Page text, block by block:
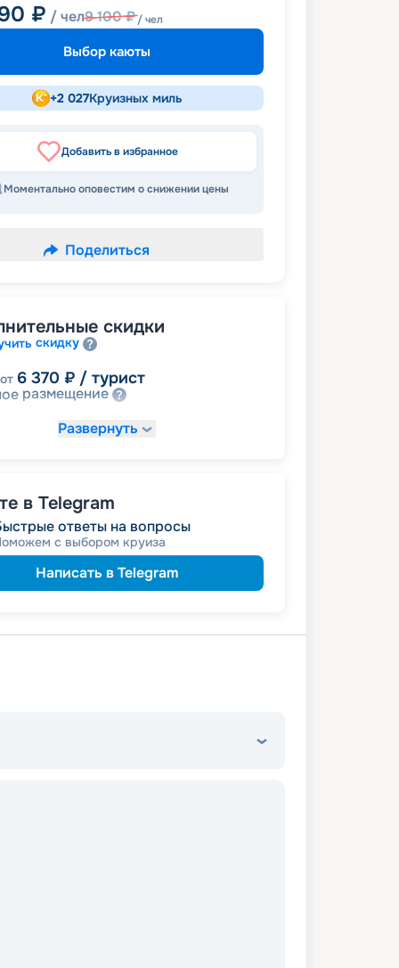
₽ / чел9 100₽/ чел
Выбор каюты
+2 027Круизных миль
Добавить в избранное
Моментально оповестим о снижении цены
Поделиться
скидки
скидку
от 6 370 ₽ / турист
размещение
Развернуть
в Telegram
ответы на вопросы
с выбором круиза
Написать в Telegram